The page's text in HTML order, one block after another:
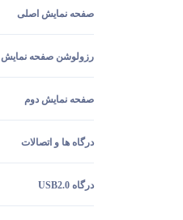
صفحه نمایش اصلی
رزولوشن صفحه نمایش
صفحه نمایش دوم
درگاه ها و اتصالات
درگاه USB2.0